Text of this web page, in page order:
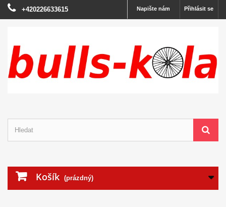
Přihlásit se
Napište nám
+420226633615
Košík (prázdný)